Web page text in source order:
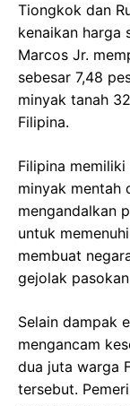
Tiongkok dan
kenaikan harga
Marcos Jr.
sebesar 7,48
minyak tanah
Filipina.
Filipina
minyak mentah
mengandalkan
untuk
membuat
gejolak
Selain dampak
mengancam
dua juta warga
tersebut.